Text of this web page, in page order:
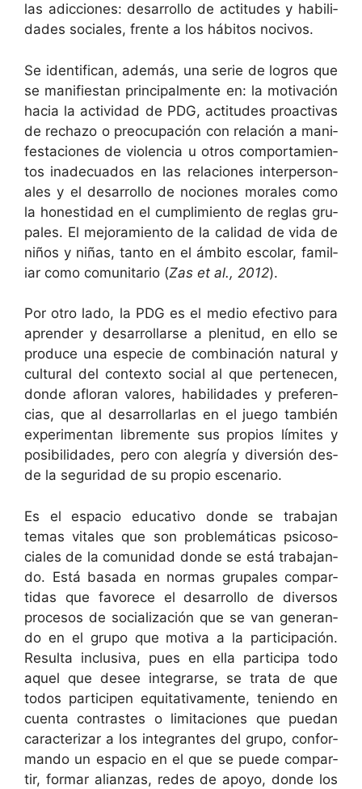
las adic­ciones: desar­rol­lo de acti­tudes y habil­i­
dades sociales, frente a los hábitos nocivos.
Se iden­ti­f­i­can, además, una serie de logros que
se man­i­fi­es­tan prin­ci­pal­mente en: la moti­vación
hacia la activi­dad de PDG, acti­tudes proac­ti­vas
de rec­ha­zo o pre­ocu­pación con relación a man­i­
festa­ciones de vio­len­cia u otros com­por­tamien­
tos inade­cua­dos en las rela­ciones inter­per­son­
ales y el desar­rol­lo de nociones morales como
la hon­esti­dad en el cumplim­ien­to de reglas gru­
pales. El mejo­ramien­to de la cal­i­dad de vida de
niños y niñas, tan­to en el ámbito esco­lar, famil­
iar como comu­ni­tario (Zas et al., 2012).
Por otro lado, la PDG es el medio efec­ti­vo para
apren­der y desar­rol­larse a plen­i­tud, en ello se
pro­duce una especie de com­bi­nación nat­ur­al y
cul­tur­al del con­tex­to social al que pertenecen,
donde aflo­ran val­ores, habil­i­dades y pref­er­en­
cias, que al desar­rol­lar­las en el juego tam­bién
exper­i­men­tan libre­mente sus pro­pios límites y
posi­bil­i­dades, pero con ale­gría y diver­sión des­
de la seguri­dad de su pro­pio escenario.
Es el espa­cio educa­ti­vo donde se tra­ba­jan
temas vitales que son prob­lemáti­cas psi­coso­
ciales de la comu­nidad donde se está tra­ba­jan­
do. Está basa­da en nor­mas gru­pales com­par­
tidas que favorece el desar­rol­lo de diver­sos
pro­ce­sos de social­ización que se van generan­
do en el grupo que moti­va a la par­tic­i­pación.
Resul­ta inclu­si­va, pues en ella par­tic­i­pa todo
aquel que desee inte­grarse, se tra­ta de que
todos par­ticipen equi­tati­va­mente, tenien­do en
cuen­ta con­trastes o lim­ita­ciones que puedan
car­ac­teri­zar a los inte­grantes del grupo, con­for­
man­do un espa­cio en el que se puede com­par­
tir, for­mar alian­zas, redes de apoyo, donde los